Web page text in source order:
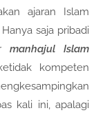
ajaran Islam
saja pribadi
manhajul Islam
kompeten
kali ini, apalagi